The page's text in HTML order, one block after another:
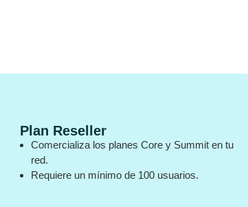
Plan Reseller
Comercializa los planes Core y Summit en tu
red.
Requiere un mínimo de 100 usuarios.